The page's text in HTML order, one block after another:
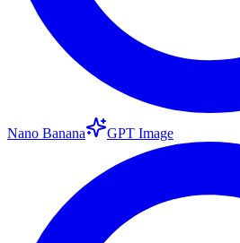
Nano Banana GPT Image